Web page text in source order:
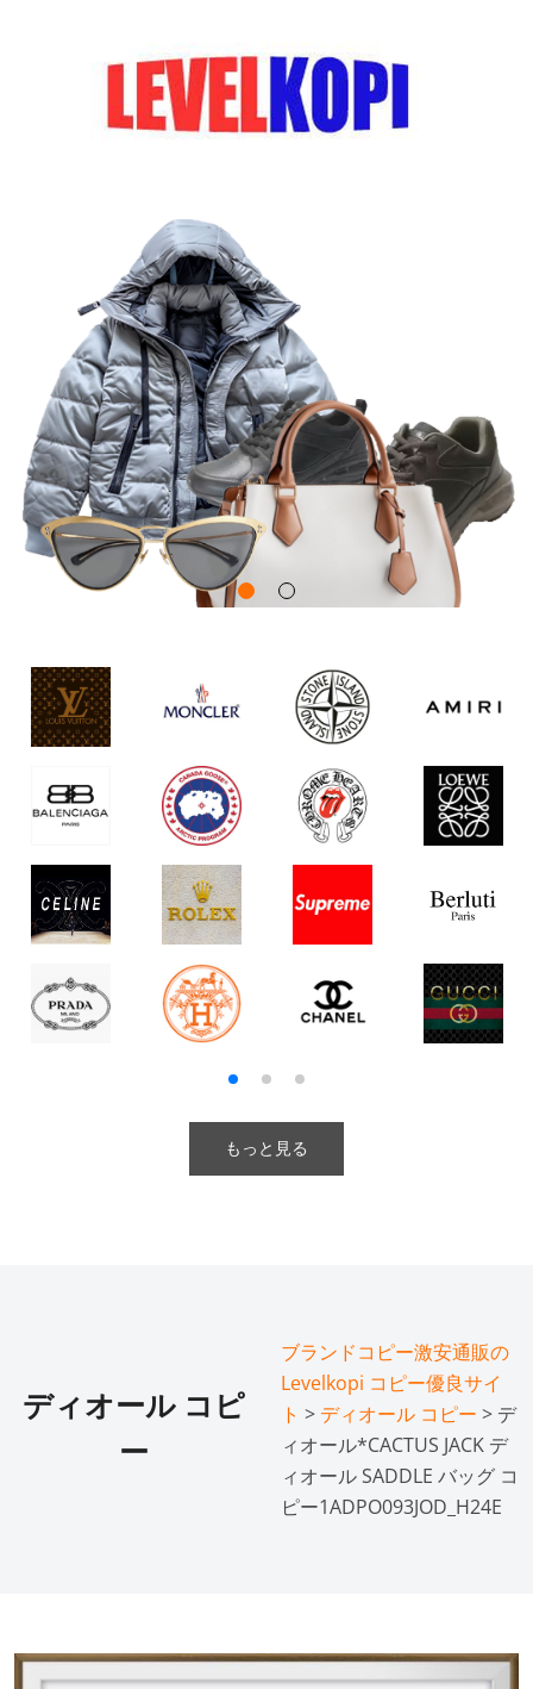
もっと見る
ディオール コピ
ー
ブランドコピー激安通販の
Levelkopi コピー優良サイ
ト > ディオール コピー > デ
ィオール*CACTUS JACK デ
ィオール SADDLE バッグ コ
ピー1ADPO093JOD_H24E